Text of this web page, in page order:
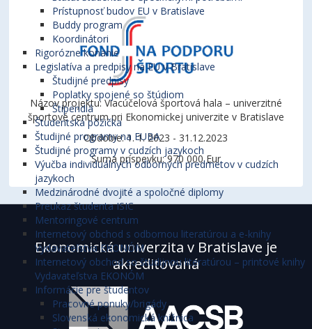
Prístupnosť budov EU v Bratislave
Buddy program
Koordinátori
Rigorózne konanie
Legislatíva a predpisy na EU v Bratislave
Študijné predpisy
Poplatky spojené so štúdiom
Štipendiá
Študentská pôžička
Študijné programy na EUBA
Študijné programy v cudzích jazykoch
Výučba individuálnych odborných predmetov v cudzích
jazykoch
Medzinárodné dvojité a spoločné diplomy
Preukaz študenta ISIC
Mentoringové centrum
Internetový obchod s odbornou literatúrou a e-knihy
Vydavateľstva EKONÓM
Internetový obchod so študijnou literatúrou – printové knihy
Vydavateľstva EKONÓM
Informácie pre študentov
Pracovné ponuky/brigády
Slovenská ekonomická knižnica
Názov projektu: Viacúčelová športová hala – univerzitné
športové centrum pri Ekonomickej univerzite v Bratislave
Obdobie: 1. 1. 2023 - 31.12.2023
Suma príspevku: 970 000 Eur
Ekonomická univerzita v Bratislave je
akreditovaná